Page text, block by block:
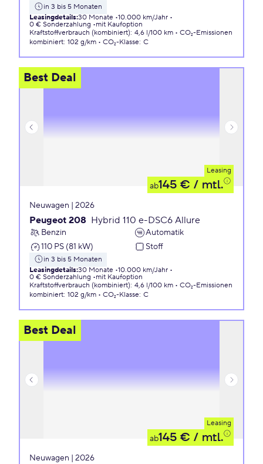
in 3 bis 5 Monaten
Leasingdetails:30 Monate 10.000 km/Jahr
0 € Sonderzahlung
mit Kaufoption
Kraftstoffverbrauch (kombiniert): 4,6 l/100 km
CO₂-Emissionen
kombiniert: 102 g/km CO₂-Klasse: C
Best Deal
Leasing
ab145 € / mtl.
Neuwagen | 2026
Peugeot 208 Hybrid 110 e-DSC6 Allure
Benzin
Automatik
110 PS (81 kW)
Stoff
in 3 bis 5 Monaten
Leasingdetails:30 Monate 10.000 km/Jahr
0 € Sonderzahlung
mit Kaufoption
Kraftstoffverbrauch (kombiniert): 4,6 l/100 km
CO₂-Emissionen
kombiniert: 102 g/km CO₂-Klasse: C
Best Deal
Leasing
ab145 € / mtl.
Neuwagen | 2026